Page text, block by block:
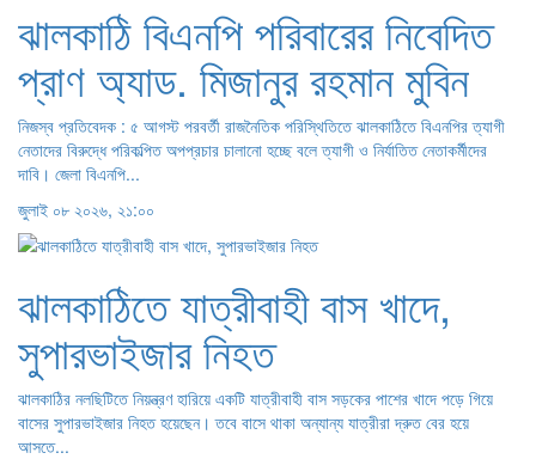
ঝালকাঠি বিএনপি পরিবারের নিবেদিত
প্রাণ অ্যাড. মিজানুর রহমান মুবিন
নিজস্ব প্রতিবেদক : ৫ আগস্ট পরবর্তী রাজনৈতিক পরিস্থিতিতে ঝালকাঠিতে বিএনপির ত্যাগী
নেতাদের বিরুদ্ধে পরিকল্পিত অপপ্রচার চালানো হচ্ছে বলে ত্যাগী ও নির্যাতিত নেতাকর্মীদের
দাবি। জেলা বিএনপি...
জুলাই ০৮ ২০২৬, ২১:০০
ঝালকাঠিতে যাত্রীবাহী বাস খাদে,
সুপারভাইজার নিহত
ঝালকাঠির নলছিটিতে নিয়ন্ত্রণ হারিয়ে একটি যাত্রীবাহী বাস সড়কের পাশের খাদে পড়ে গিয়ে
বাসের সুপারভাইজার নিহত হয়েছেন। তবে বাসে থাকা অন্যান্য যাত্রীরা দ্রুত বের হয়ে
আসতে...